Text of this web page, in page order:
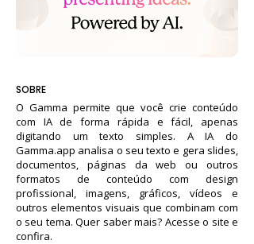
SOBRE
O Gamma permite que você crie conteúdo
com IA de forma rápida e fácil, apenas
digitando um texto simples. A IA do
Gamma.app analisa o seu texto e gera slides,
documentos, páginas da web ou outros
formatos de conteúdo com design
profissional, imagens, gráficos, vídeos e
outros elementos visuais que combinam com
o seu tema. Quer saber mais? Acesse o site e
confira.